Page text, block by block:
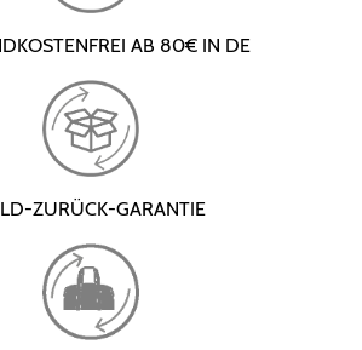
AB 80€ IN DE
ZURÜCK-GARANTIE